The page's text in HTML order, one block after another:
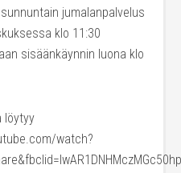
jumalanpalvelus
klo 11:30
sisäänkäynnin luona klo
löytyy
watch?